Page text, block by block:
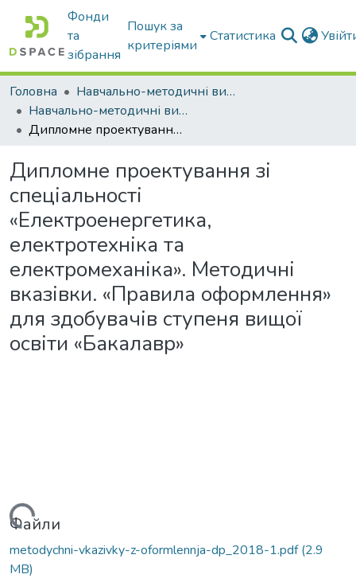
Фонди
та
зібрання
Пошук за
критеріями
Статистика
Головна
Навчально-методичні видання
Навчально-методичні видання
Дипломне проектування зі спеціальності «Електроенергетика, електротехніка та електромеханіка». Методичнi вказівки. «Правила оформлення» для здобувачів ступеня вищої освіти «Бакалавр»
Дипломне проектування зі
спеціальності
«Електроенергетика,
електротехніка та
електромеханіка». Методичнi
вказівки. «Правила оформлення»
для здобувачів ступеня вищої
освіти «Бакалавр»
Файли
metodychni-vkazivky-z-oformlennja-dp_2018-1.pdf(2.9
MB)